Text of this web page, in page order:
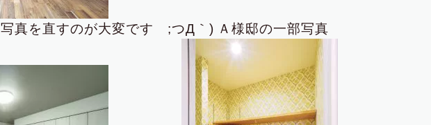
写真を直すのが大変です ;つД｀) Ａ様邸の一部写真